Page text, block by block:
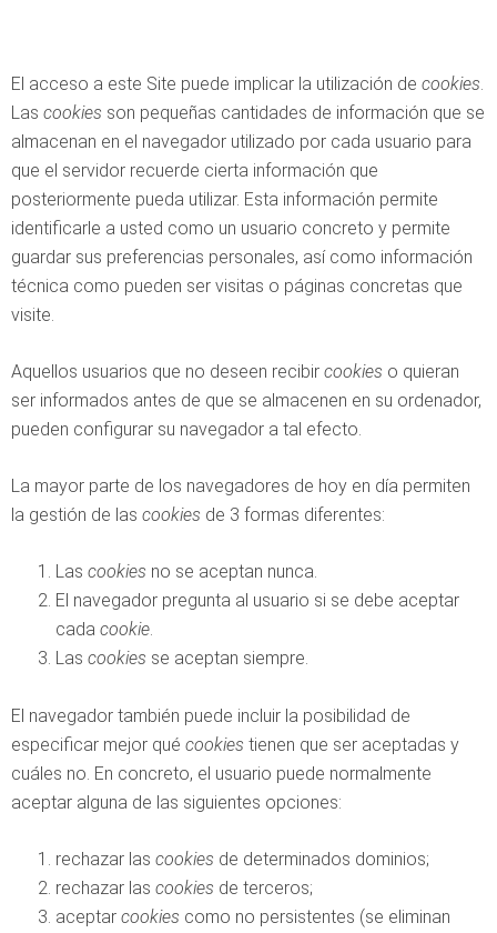
El acceso a este Site puede implicar la utilización de cookies.
Las cookies son pequeñas cantidades de información que se
almacenan en el navegador utilizado por cada usuario para
que el servidor recuerde cierta información que
posteriormente pueda utilizar. Esta información permite
identificarle a usted como un usuario concreto y permite
guardar sus preferencias personales, así como información
técnica como pueden ser visitas o páginas concretas que
visite.
Aquellos usuarios que no deseen recibir cookies o quieran
ser informados antes de que se almacenen en su ordenador,
pueden configurar su navegador a tal efecto.
La mayor parte de los navegadores de hoy en día permiten
la gestión de las cookies de 3 formas diferentes:
Las cookies no se aceptan nunca.
El navegador pregunta al usuario si se debe aceptar
cada cookie.
Las cookies se aceptan siempre.
El navegador también puede incluir la posibilidad de
especificar mejor qué cookies tienen que ser aceptadas y
cuáles no. En concreto, el usuario puede normalmente
aceptar alguna de las siguientes opciones:
rechazar las cookies de determinados dominios;
rechazar las cookies de terceros;
aceptar cookies como no persistentes (se eliminan